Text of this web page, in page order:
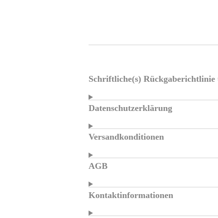
Schriftliche(s)
Datenschutzerklärung
Versandkonditionen
AGB
Kontaktinformationen